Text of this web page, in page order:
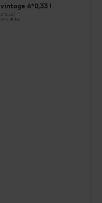
vintage 6*0,33 l
6*0,33 l
(=1 l 15.56)